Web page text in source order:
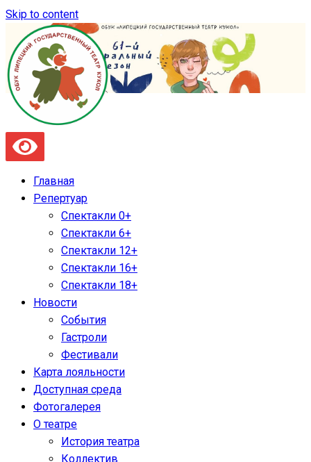
Skip to content
Главная
Репертуар
Спектакли 0+
Спектакли 6+
Спектакли 12+
Спектакли 16+
Спектакли 18+
Новости
События
Гастроли
Фестивали
Карта лояльности
Доступная среда
Фотогалерея
О театре
История театра
Коллектив